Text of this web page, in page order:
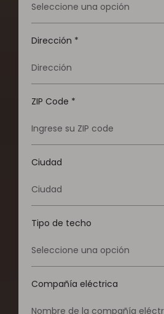
Seleccione una opción
Dirección *
ZIP Code *
Ciudad
Tipo de techo
Seleccione una opción
Compañía eléctrica